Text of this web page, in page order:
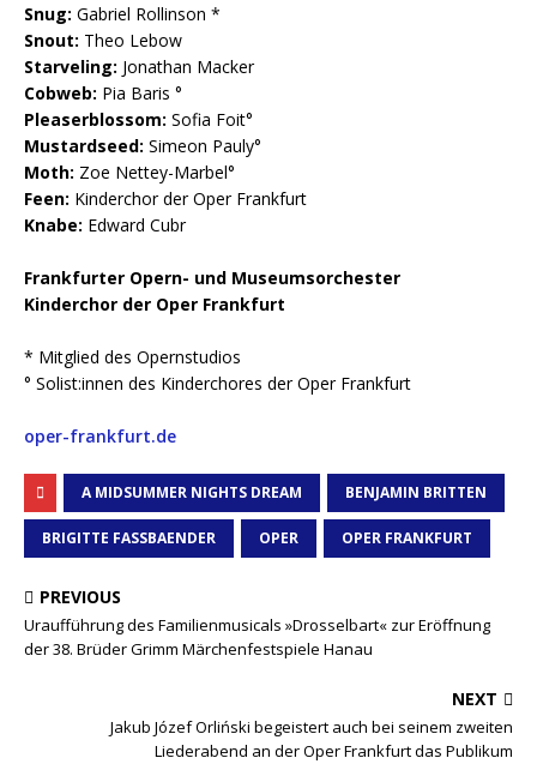
Snug: Gabriel Rollinson *
Snout: Theo Lebow
Starveling: Jonathan Macker
Cobweb: Pia Baris °
Pleaserblossom: Sofia Foit°
Mustardseed: Simeon Pauly°
Moth: Zoe Nettey-Marbel°
Feen: Kinderchor der Oper Frankfurt
Knabe: Edward Cubr
Frankfurter Opern- und Museumsorchester
Kinderchor der Oper Frankfurt
* Mitglied des Opernstudios
° Solist:innen des Kinderchores der Oper Frankfurt
oper-frankfurt.de
A MIDSUMMER NIGHTS DREAM BENJAMIN BRITTEN
BRIGITTE FASSBAENDER OPER OPER FRANKFURT
PREVIOUS
Uraufführung des Familienmusicals »Drosselbart« zur Eröffnung
der 38. Brüder Grimm Märchenfestspiele Hanau
NEXT
Jakub Józef Orliński begeistert auch bei seinem zweiten
Liederabend an der Oper Frankfurt das Publikum